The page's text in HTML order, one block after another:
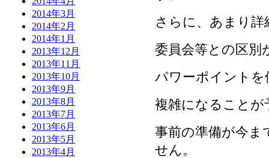
2014年3月
2014年2月
2014年1月
2013年12月
2013年11月
2013年10月
2013年9月
2013年8月
2013年7月
2013年6月
2013年5月
2013年4月
さらに、あまり
委員会等との区別
パワーポイント
複雑になること
事前の準備が今ま
せん。